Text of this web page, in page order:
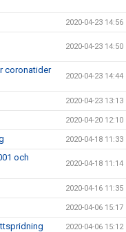
2020-04-23 14:56
2020-04-23 14:50
coronatider
2020-04-23 14:44
2020-04-23 13:13
2020-04-20 12:10
2020-04-18 11:33
och
2020-04-18 11:14
2020-04-16 11:35
2020-04-06 15:17
2020-04-06 15:12